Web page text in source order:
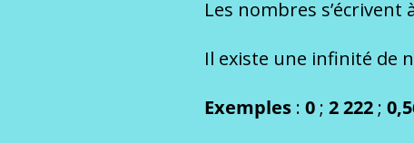
Les nombres s’écrivent
Il existe une infinité de
Exemples :0 ;2 222 ;